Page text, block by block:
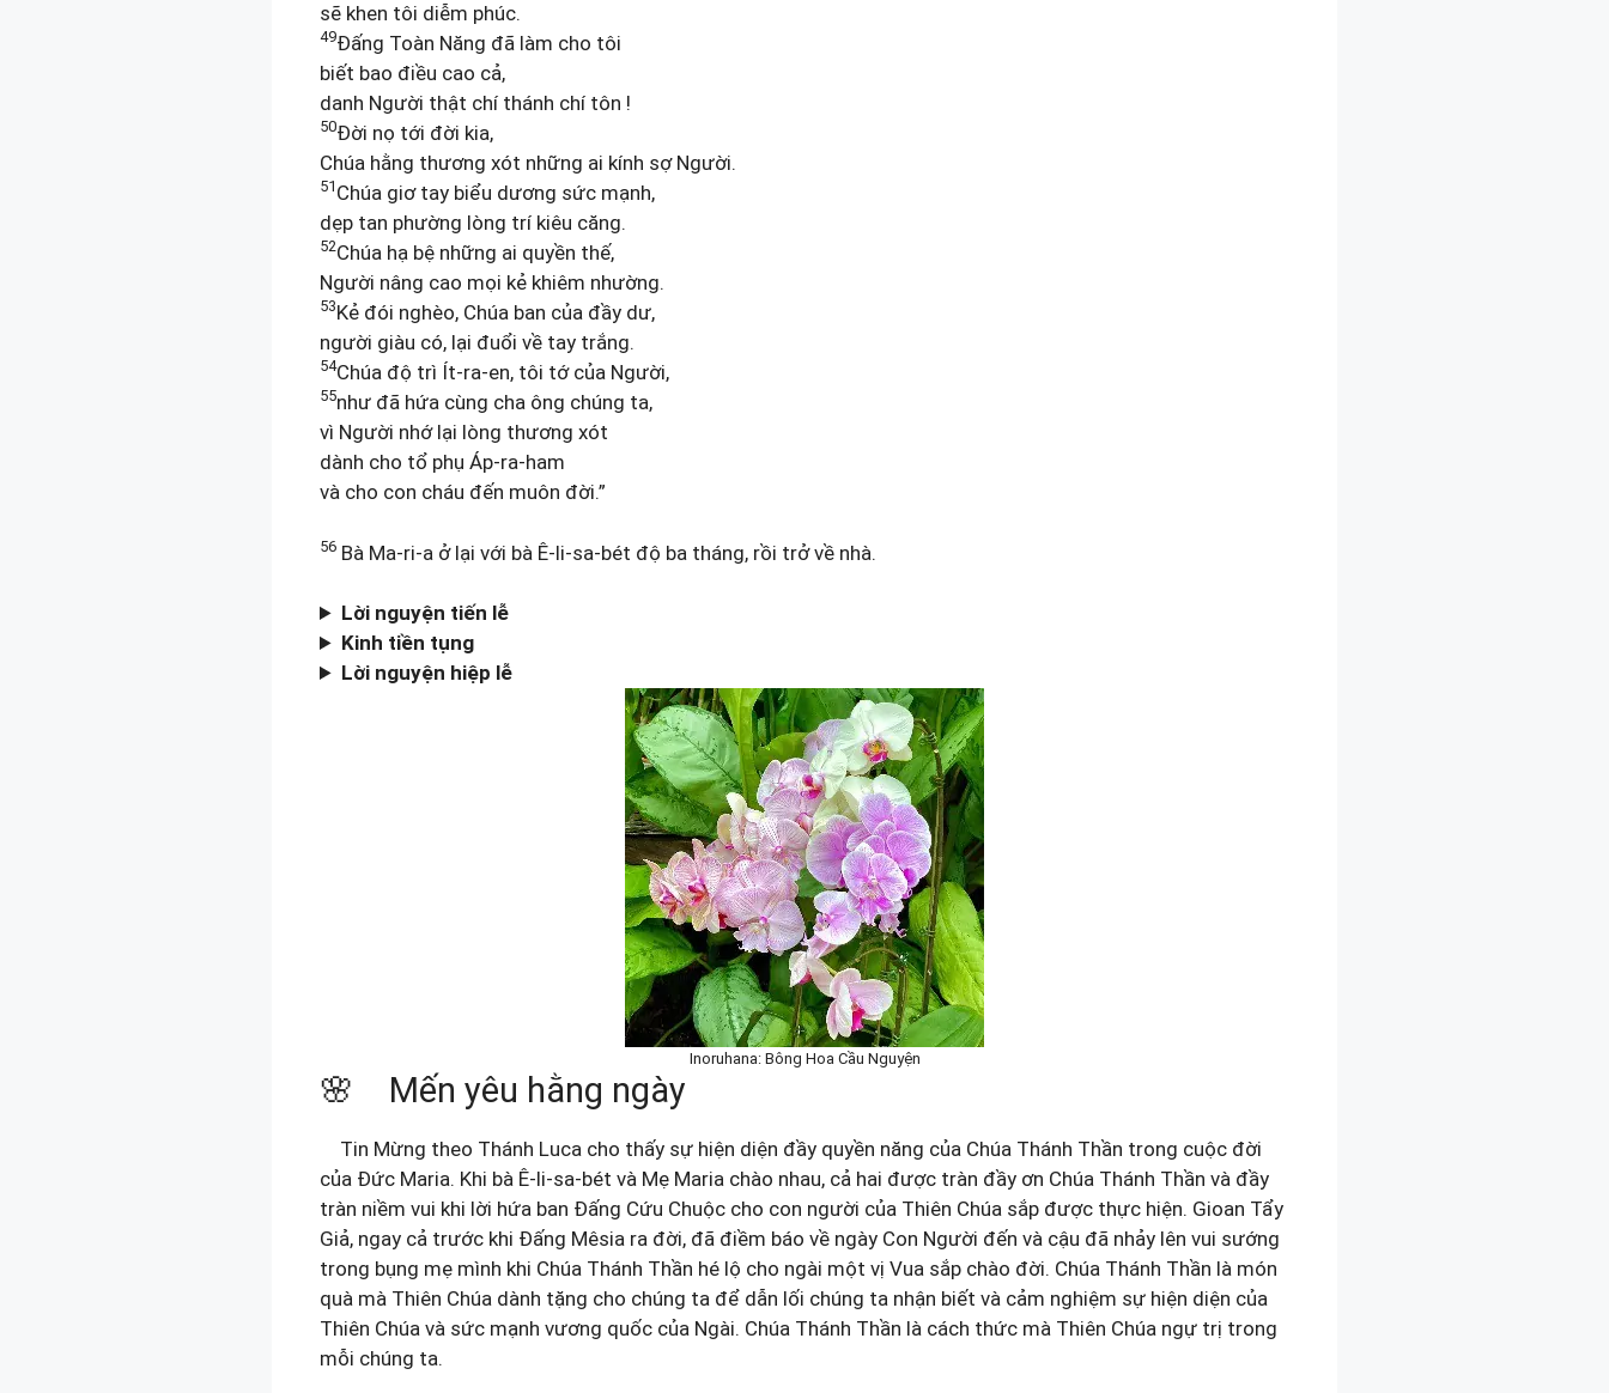
sẽ khen tôi diễm phúc.
49Đấng Toàn Năng đã làm cho tôi
biết bao điều cao cả,
danh Người thật chí thánh chí tôn !
50Đời nọ tới đời kia,
Chúa hằng thương xót những ai kính sợ Người.
51 Chúa giơ tay biểu dương sức mạnh,
dẹp tan phường lòng trí kiêu căng.
52Chúa hạ bệ những ai quyền thế,
Người nâng cao mọi kẻ khiêm nhường.
53Kẻ đói nghèo, Chúa ban của đầy dư,
người giàu có, lại đuổi về tay trắng.
54Chúa độ trì Ít-ra-en, tôi tớ của Người,
55như đã hứa cùng cha ông chúng ta,
vì Người nhớ lại lòng thương xót
dành cho tổ phụ Áp-ra-ham
và cho con cháu đến muôn đời.”
56 Bà Ma-ri-a ở lại với bà Ê-li-sa-bét độ ba tháng, rồi trở về nhà.
Lời nguyện tiến lễ
Kinh tiền tụng
Lời nguyện hiệp lễ
Inoruhana: Bông Hoa Cầu Nguyện
🌸 Mến yêu hằng ngày
Tin Mừng theo Thánh Luca cho thấy sự hiện diện đầy quyền năng của Chúa Thánh Thần trong cuộc đời
của Đức Maria. Khi bà Ê-li-sa-bét và Mẹ Maria chào nhau, cả hai được tràn đầy ơn Chúa Thánh Thần và đầy
tràn niềm vui khi lời hứa ban Đấng Cứu Chuộc cho con người của Thiên Chúa sắp được thực hiện. Gioan Tẩy
Giả, ngay cả trước khi Đấng Mêsia ra đời, đã điềm báo về ngày Con Người đến và cậu đã nhảy lên vui sướng
trong bụng mẹ mình khi Chúa Thánh Thần hé lộ cho ngài một vị Vua sắp chào đời. Chúa Thánh Thần là món
quà mà Thiên Chúa dành tặng cho chúng ta để dẫn lối chúng ta nhận biết và cảm nghiệm sự hiện diện của
Thiên Chúa và sức mạnh vương quốc của Ngài. Chúa Thánh Thần là cách thức mà Thiên Chúa ngự trị trong
mỗi chúng ta.